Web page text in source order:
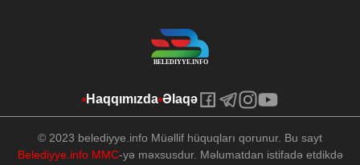
Haqqımızda Əlaqə
© 2023 belediyye.info Müəllif hüquqları qorunur. Bu sayt
Belediyye.info MMC-yə məxsusdur. Məlumatdan istifadə etdikdə